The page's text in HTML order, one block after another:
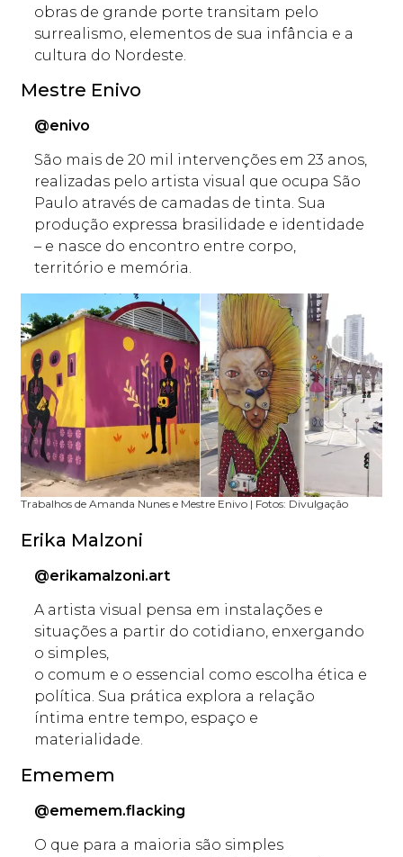
obras de grande porte transitam pelo
surrealismo, elementos de sua infância e a
cultura do Nordeste.
Mestre Enivo
@enivo
São mais de 20 mil intervenções em 23 anos,
realizadas pelo artista visual que ocupa São
Paulo através de camadas de tinta. Sua
produção expressa brasilidade e identidade
– e nasce do encontro entre corpo,
território e memória.
Trabalhos de Amanda Nunes e Mestre Enivo | Fotos: Divulgação
Erika Malzoni
@erikamalzoni.art
A artista visual pensa em instalações e
situações a partir do cotidiano, enxergando
o simples,
o comum e o essencial como escolha ética e
política. Sua prática explora a relação
íntima entre tempo, espaço e
materialidade.
Ememem
@ememem.flacking
O que para a maioria são simples